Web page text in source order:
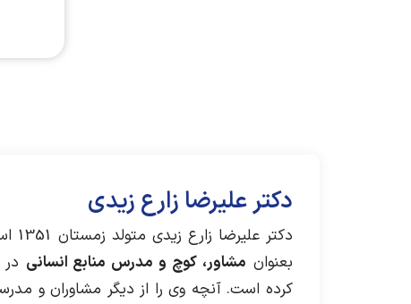
دکتر علیرضا زارع زیدی
دکتر علیرضا زارع زیدی متولد زمستان 1351 است. ایشان بمدت
بعنوان مشاور، کوچ و مدرس منابع انسانی
کرده است. آنچه وی را از دیگر مشاوران و